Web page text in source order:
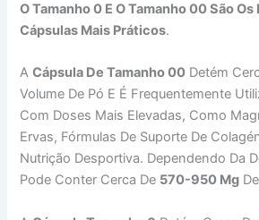
O Tamanho 0 E O Tamanho 00 São
Cápsulas Mais Práticos.
ACápsula De Tamanho 00 Detém
Volume De Pó E É Frequentemente
Com Doses Mais Elevadas, Como
Ervas, Fórmulas De Suporte De
Nutrição Desportiva. Dependendo Da
Pode Conter Cerca De 570-950 Mg